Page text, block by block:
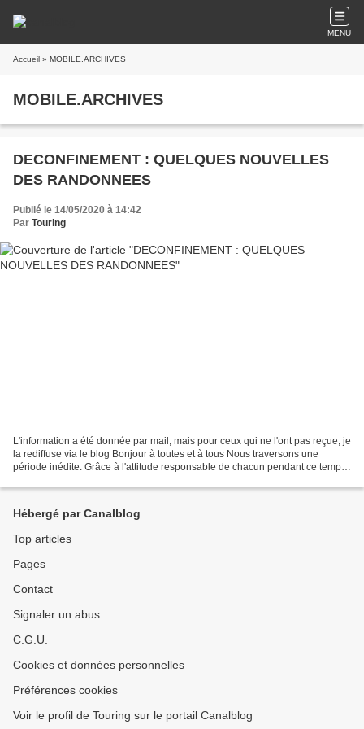
MENU
Accueil » MOBILE.ARCHIVES
MOBILE.ARCHIVES
DECONFINEMENT : QUELQUES NOUVELLES
DES RANDONNEES
Publié le 14/05/2020 à 14:42
Par Touring
L'information a été donnée par mail, mais pour ceux qui ne l'ont pas reçue, je
la rediffuse via le blog Bonjour à toutes et à tous Nous traversons une
période inédite. Grâce à l'attitude responsable de chacun pendant ce temps
Hébergé par Canalblog
Top articles
Pages
Contact
Signaler un abus
C.G.U.
Cookies et données personnelles
Préférences cookies
Voir le profil de Touring sur le portail Canalblog